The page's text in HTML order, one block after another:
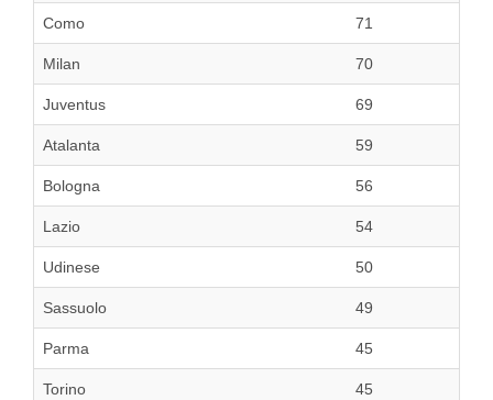
Como 71
Milan 70
Juventus 69
Atalanta 59
Bologna 56
Lazio 54
Udinese 50
Sassuolo 49
Parma 45
Torino 45